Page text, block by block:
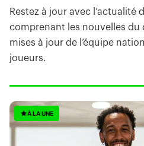
Restez à jour avec l’actualité
comprenant les nouvelles du
mises à jour de l’équipe
joueurs.
À LA UNE